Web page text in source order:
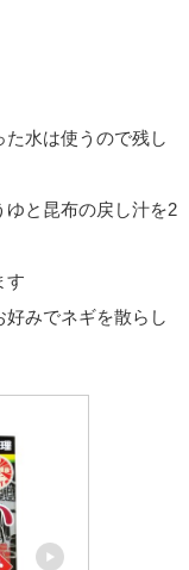
水は使うので残し
ゆと昆布の戻し汁を2
す
好みでネギを散らし